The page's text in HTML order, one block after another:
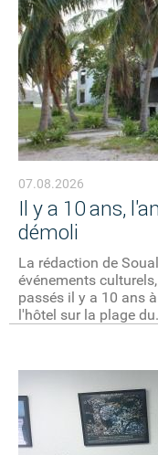
07.08.2026
Il y a 10 ans,
démoli
La rédaction de
événements
passés il y a 10 ans
l'hôtel sur la plage